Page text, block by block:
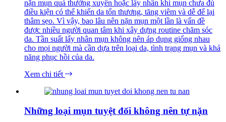
nặn mụn quá thường xuyên hoặc lấy nhân khi mụn chưa đủ
điều kiện có thể khiến da tổn thương, tăng viêm và dễ để lại
thâm sẹo. Vì vậy, bao lâu nên nặn mụn một lần là vấn đề
được nhiều người quan tâm khi xây dựng routine chăm sóc
da. Tần suất lấy nhân mụn không nên áp dụng giống nhau
cho mọi người mà cần dựa trên loại da, tình trạng mụn và khả
năng phục hồi của da.
Xem chi tiết
Những loại mụn tuyệt đối không nên tự nặn